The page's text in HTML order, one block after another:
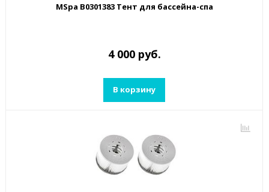
MSpa B0301383 Тент для бассейна-спа
4 000 руб.
В корзину